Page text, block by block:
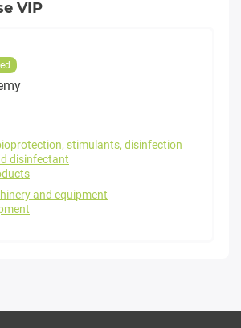
VIP
stimulants, disinfection
disinfectant
and equipment